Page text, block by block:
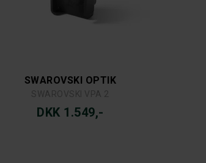
SWAROVSKI OPTIK
DKK 1.549,-